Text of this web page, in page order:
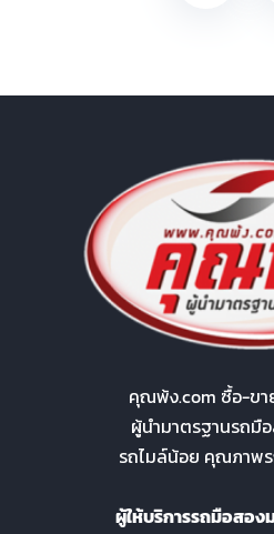
คุณพ้ง.com ซื้อ-ข
ผู้นำมาตรฐานรถมื
รถไมล์น้อย คุณภาพร
ผู้ให้บริการรถมือสอง